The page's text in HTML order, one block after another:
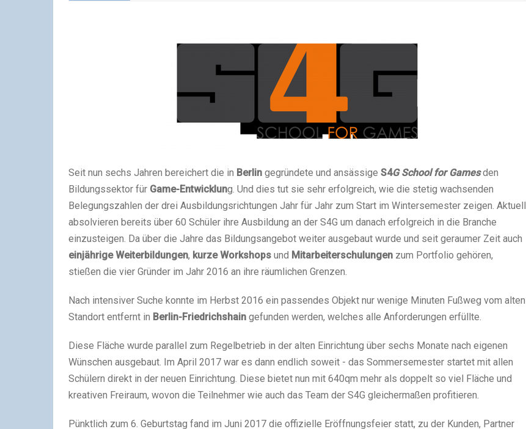
Seit nun sechs Jahren bereichert die in Berlin gegründete und ansässige S4G School for Gamesden
Bildungssektor für Game-Entwicklung. Und dies tut sie sehr erfolgreich, wie die stetig wachsenden
Belegungszahlen der drei Ausbildungsrichtungen Jahr für Jahr zum Start im Wintersemester zeigen. Aktuell
absolvieren bereits über 60 Schüler ihre Ausbildung an der S4G um danach erfolgreich in die Branche
einzusteigen. Da über die Jahre das Bildungsangebot weiter ausgebaut wurde und seit geraumer Zeit auch
einjährige Weiterbildungen, kurze Workshops und Mitarbeiterschulungen zum Portfolio gehören,
stießen die vier Gründer im Jahr 2016 an ihre räumlichen Grenzen.
Nach intensiver Suche konnte im Herbst 2016 ein passendes Objekt nur wenige Minuten Fußweg vom alten
Standort entfernt in Berlin-Friedrichshain gefunden werden, welches alle Anforderungen erfüllte.
Diese Fläche wurde parallel zum Regelbetrieb in der alten Einrichtung über sechs Monate nach eigenen
Wünschen ausgebaut. Im April 2017 war es dann endlich soweit - das Sommersemester startet mit allen
Schülern direkt in der neuen Einrichtung. Diese bietet nun mit 640qm mehr als doppelt so viel Fläche und
kreativen Freiraum, wovon die Teilnehmer wie auch das Team der S4G gleichermaßen profitieren.
Pünktlich zum 6. Geburtstag fand im Juni 2017 die offizielle Eröffnungsfeier statt, zu der Kunden, Partner